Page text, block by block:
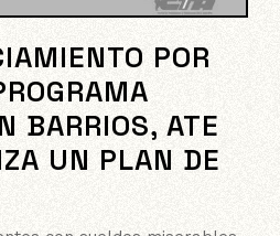
POR
BARRIOS, ATE
UN PLAN DE